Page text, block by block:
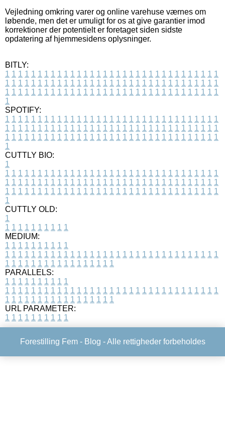
Vejledning omkring varer og online varehuse værnes om
løbende, men det er umuligt for os at give garantier imod
korrektioner der potentielt er foretaget siden sidste
opdatering af hjemmesidens oplysninger.
BITLY:
1 1 1 1 1 1 1 1 1 1 1 1 1 1 1 1 1 1 1 1 1 1 1 1 1 1 1 1 1 1 1 1 1
1 1 1 1 1 1 1 1 1 1 1 1 1 1 1 1 1 1 1 1 1 1 1 1 1 1 1 1 1 1 1 1 1
1 1 1 1 1 1 1 1 1 1 1 1 1 1 1 1 1 1 1 1 1 1 1 1 1 1 1 1 1 1 1 1 1
1
SPOTIFY:
1 1 1 1 1 1 1 1 1 1 1 1 1 1 1 1 1 1 1 1 1 1 1 1 1 1 1 1 1 1 1 1 1
1 1 1 1 1 1 1 1 1 1 1 1 1 1 1 1 1 1 1 1 1 1 1 1 1 1 1 1 1 1 1 1 1
1 1 1 1 1 1 1 1 1 1 1 1 1 1 1 1 1 1 1 1 1 1 1 1 1 1 1 1 1 1 1 1 1
1
CUTTLY BIO:
1
1 1 1 1 1 1 1 1 1 1 1 1 1 1 1 1 1 1 1 1 1 1 1 1 1 1 1 1 1 1 1 1 1
1 1 1 1 1 1 1 1 1 1 1 1 1 1 1 1 1 1 1 1 1 1 1 1 1 1 1 1 1 1 1 1 1
1 1 1 1 1 1 1 1 1 1 1 1 1 1 1 1 1 1 1 1 1 1 1 1 1 1 1 1 1 1 1 1 1
1
CUTTLY OLD:
1
1 1 1 1 1 1 1 1 1 1
MEDIUM:
1 1 1 1 1 1 1 1 1 1
1 1 1 1 1 1 1 1 1 1 1 1 1 1 1 1 1 1 1 1 1 1 1 1 1 1 1 1 1 1 1 1 1
1 1 1 1 1 1 1 1 1 1 1 1 1 1 1 1 1
PARALLELS:
1 1 1 1 1 1 1 1 1 1
1 1 1 1 1 1 1 1 1 1 1 1 1 1 1 1 1 1 1 1 1 1 1 1 1 1 1 1 1 1 1 1 1
1 1 1 1 1 1 1 1 1 1 1 1 1 1 1 1 1
URL PARAMETER:
1 1 1 1 1 1 1 1 1 1
Forestilling Fem - Blog - Alle rettigheder forbeholdes